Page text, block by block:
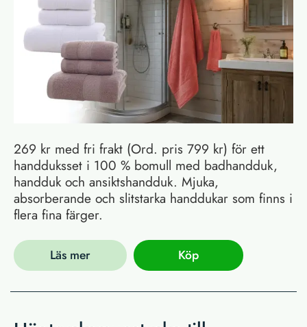
269 kr med fri frakt (Ord. pris 799 kr) för ett
handduksset i 100 % bomull med badhandduk,
handduk och ansiktshandduk. Mjuka,
absorberande och slitstarka handdukar som finns i
flera fina färger.
Läs mer Köp